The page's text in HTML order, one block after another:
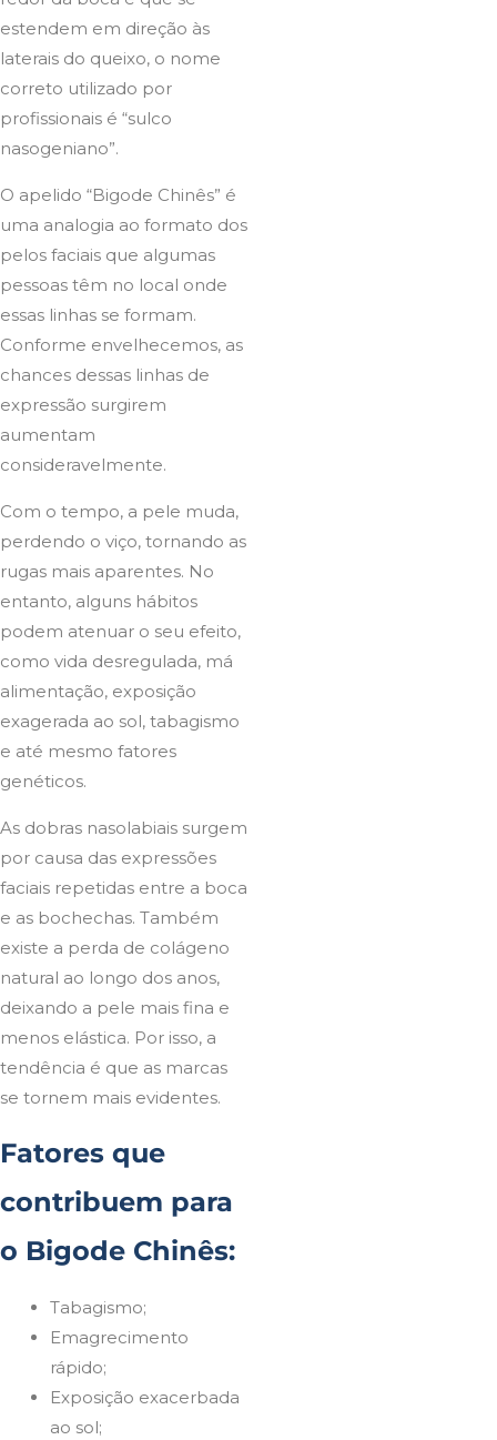
estendem em direção às
laterais do queixo, o nome
correto utilizado por
profissionais é “sulco
nasogeniano”.
O apelido “Bigode Chinês” é
uma analogia ao formato dos
pelos faciais que algumas
pessoas têm no local onde
essas linhas se formam.
Conforme envelhecemos, as
chances dessas linhas de
expressão surgirem
aumentam
consideravelmente.
Com o tempo, a pele muda,
perdendo o viço, tornando as
rugas mais aparentes. No
entanto, alguns hábitos
podem atenuar o seu efeito,
como vida desregulada, má
alimentação, exposição
exagerada ao sol, tabagismo
e até mesmo fatores
genéticos.
As dobras nasolabiais surgem
por causa das expressões
faciais repetidas entre a boca
e as bochechas. Também
existe a perda de colágeno
natural ao longo dos anos,
deixando a pele mais fina e
menos elástica. Por isso, a
tendência é que as marcas
se tornem mais evidentes.
Fatores que
contribuem para
o Bigode Chinês:
Tabagismo;
Emagrecimento
rápido;
Exposição exacerbada
ao sol;